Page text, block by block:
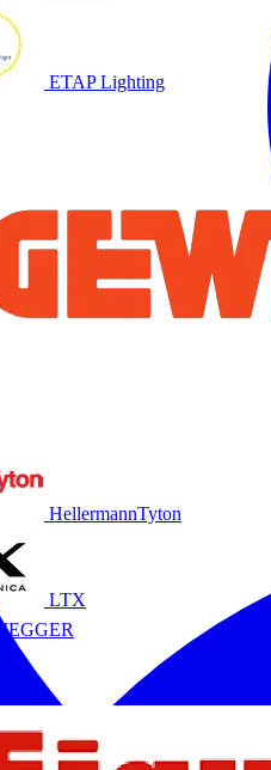
ETAP Lighting
HellermannTyton
LTX
MEGGER